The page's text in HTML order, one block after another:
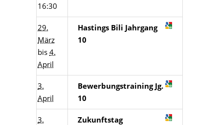
16:30
29.
März
bis 4.
April
Hastings Bili Jahrgang
10
3.
April
Bewerbungstraining Jg.
10
3.
Zukunftstag